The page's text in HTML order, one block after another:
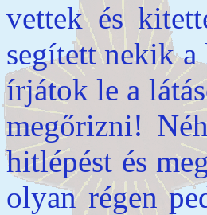
vettek és
segített nekik
írjátok le a
megőrizni!
hitlépést és
olyan régen